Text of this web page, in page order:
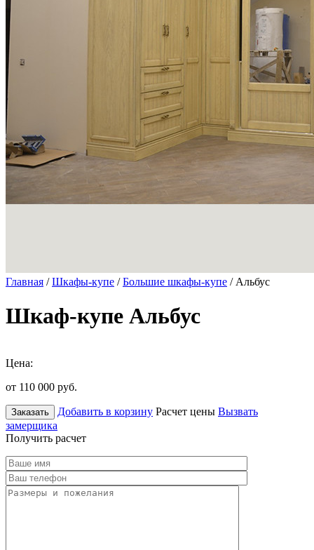
Главная /Шкафы-купе /Большие шкафы-купе / Альбус
Шкаф-купе Альбус
Цена:
от 110 000 руб.
Заказать Добавить в корзину Расчет цены Вызвать
замерщика
Получить расчет